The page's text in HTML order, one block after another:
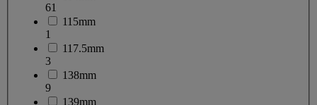
61
115mm
1
117.5mm
3
138mm
9
139mm